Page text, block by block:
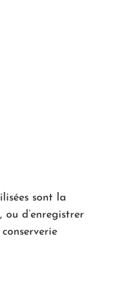
sont la
d’enregistrer